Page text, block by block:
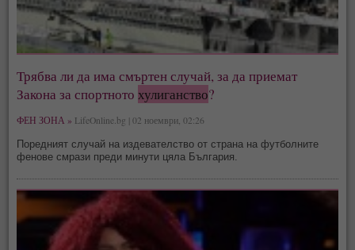
Трябва ли да има смъртен случай, за да приемат
Закона за спортнотохулиганство?
ФЕН ЗОНА » LifeOnline.bg | 02 ноември, 02:26
Поредният случай на издевателство от страна на футболните
фенове смрази преди минути цяла България.